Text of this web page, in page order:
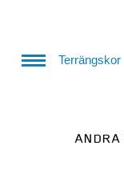
Terrängskor
ANDRA